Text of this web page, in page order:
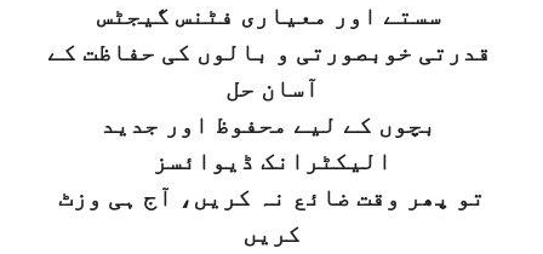
سستے اور معیاری فٹنس گیجٹس
قدرتی خوبصورتی و بالوں کی حفاظت کے
آسان حل
بچوں کے لیے محفوظ اور جدید
الیکٹرانک ڈیوائسز
تو پھر وقت ضائع نہ کریں، آج ہی وزٹ
کریں